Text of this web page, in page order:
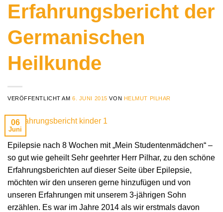
Erfahrungsbericht der
Germanischen
Heilkunde
VERÖFFENTLICHT AM6. JUNI 2015 VON HELMUT PILHAR
06
Juni
Epilepsie nach 8 Wochen mit „Mein Studentenmädchen“ –
so gut wie geheilt Sehr geehrter Herr Pilhar, zu den schöne
Erfahrungsberichten auf dieser Seite über Epilepsie,
möchten wir den unseren gerne hinzufügen und von
unseren Erfahrungen mit unserem 3-jährigen Sohn
erzählen. Es war im Jahre 2014 als wir erstmals davon